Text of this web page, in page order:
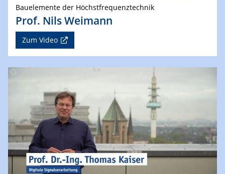
Bauelemente der Höchstfrequenztechnik
Prof. Nils Weimann
Zum Video